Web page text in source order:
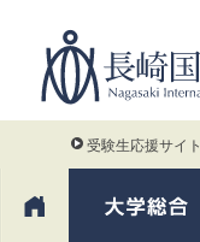
受験生応援サイト